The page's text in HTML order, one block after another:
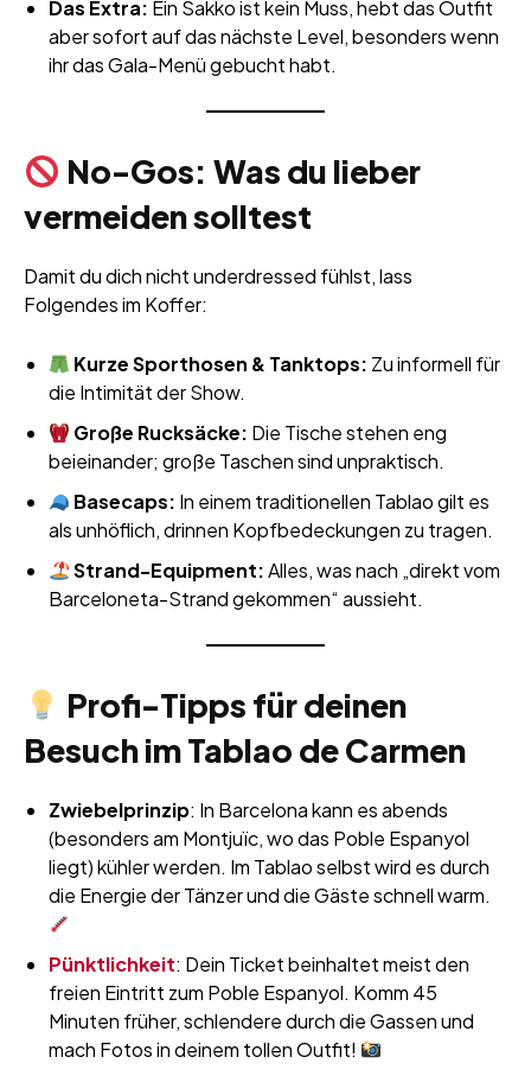
Das Extra: Ein Sakko ist kein Muss, hebt das Outfit
aber sofort auf das nächste Level, besonders wenn
ihr das Gala-Menü gebucht habt.
No-Gos: Was du lieber
vermeiden solltest
Damit du dich nicht underdressed fühlst, lass
Folgendes im Koffer:
Kurze Sporthosen & Tanktops: Zu informell für
die Intimität der Show.
Große Rucksäcke: Die Tische stehen eng
beieinander; große Taschen sind unpraktisch.
Basecaps: In einem traditionellen Tablao gilt es
als unhöflich, drinnen Kopfbedeckungen zu tragen.
Strand-Equipment:Alles, was nach „direkt vom
Barceloneta-Strand gekommen“ aussieht.
Profi-Tipps für deinen
Besuch im Tablao de Carmen
Zwiebelprinzip: In Barcelona kann es abends
(besonders am Montjuïc, wo das Poble Espanyol
liegt) kühler werden. Im Tablao selbst wird es durch
die Energie der Tänzer und die Gäste schnell warm.
Pünktlichkeit: Dein Ticket beinhaltet meist den
freien Eintritt zum Poble Espanyol. Komm 45
Minuten früher, schlendere durch die Gassen und
mach Fotos in deinem tollen Outfit!